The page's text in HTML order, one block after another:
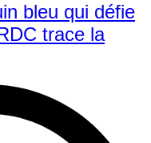
bleu qui défie
trace la